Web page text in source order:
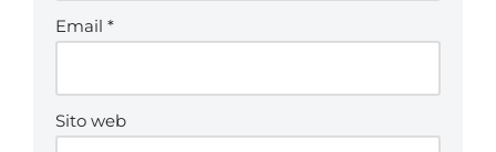
Email *
Sito web